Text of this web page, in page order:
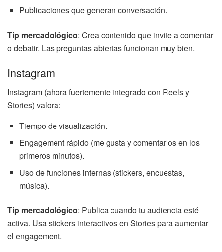
Publicaciones que generan conversación.
Tip mercadológico: Crea contenido que invite a comentar
o debatir. Las preguntas abiertas funcionan muy bien.
Instagram
Instagram (ahora fuertemente integrado con Reels y
Stories) valora:
Tiempo de visualización.
Engagement rápido (me gusta y comentarios en los
primeros minutos).
Uso de funciones internas (stickers, encuestas,
música).
Tip mercadológico: Publica cuando tu audiencia esté
activa. Usa stickers interactivos en Stories para aumentar
el engagement.